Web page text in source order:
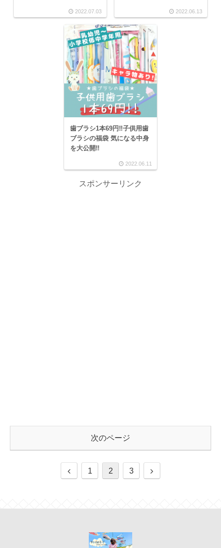
2022.07.03 2022.06.13
歯ブラシ1本69円‼子供用歯
ブラシの福袋 気になる中身
を大公開‼
2022.06.11
スポンサーリンク
次のページ
1 2 3